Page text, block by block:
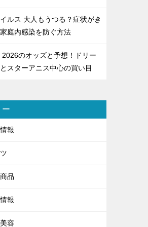
ルス 大人もうつる？症状がき
庭内感染を防ぐ方法
2026のオッズと予想！ドリー
スターアニス中心の買い目
ー
報
品
報
容